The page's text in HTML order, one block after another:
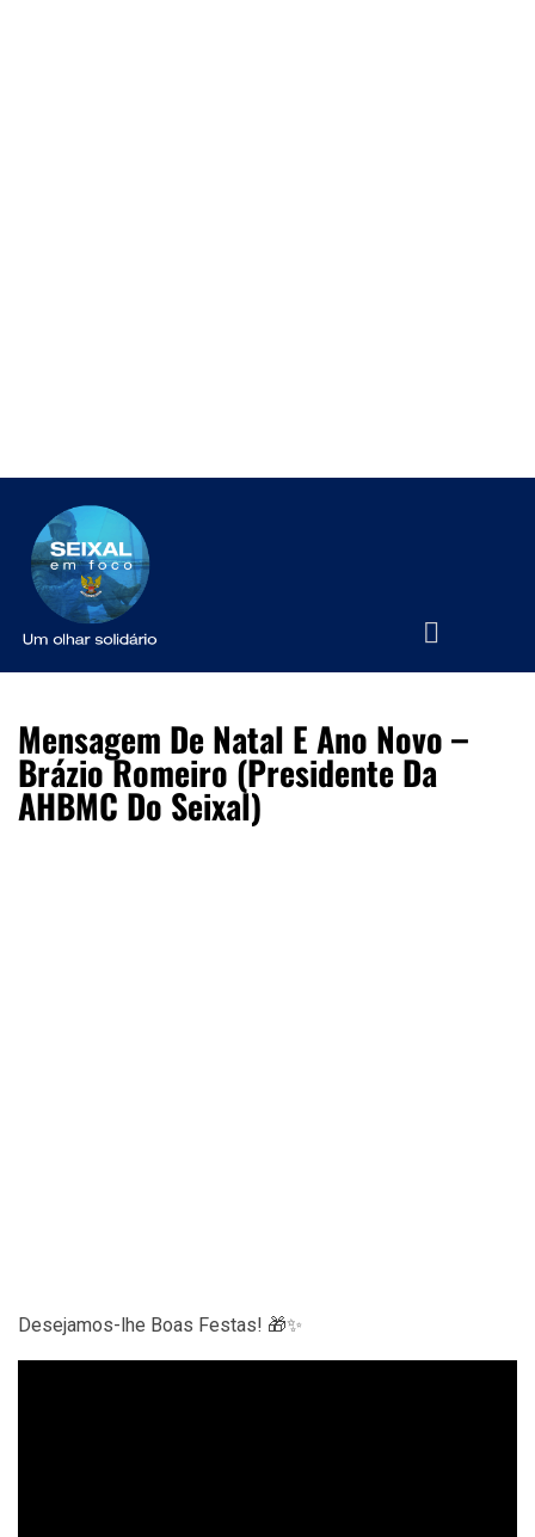
Mensagem De Natal E Ano Novo –
Brázio Romeiro (Presidente Da
AHBMC Do Seixal)
Desejamos-lhe Boas Festas! 🎁✨